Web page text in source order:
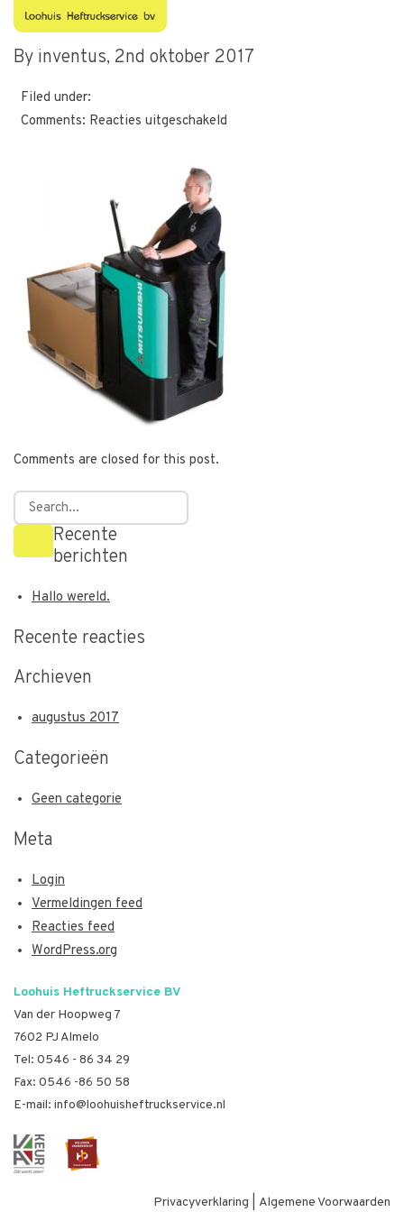
1386146314
By inventus, 2nd oktober 2017
Filed under:
Comments: Reacties uitgeschakeld
Comments are closed for this post.
Recente
berichten
Hallo wereld.
Recente reacties
Archieven
augustus 2017
Categorieën
Geen categorie
Meta
Login
Vermeldingen feed
Reacties feed
WordPress.org
Loohuis Heftruckservice BV
Van der Hoopweg 7
7602 PJ Almelo
Tel: 0546 - 86 34 29
Fax: 0546 -86 50 58
E-mail: info@loohuisheftruckservice.nl
Privacyverklaring Algemene Voorwaarden